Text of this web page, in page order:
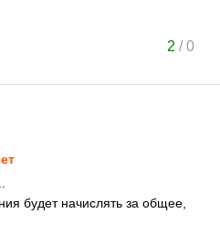
2 /0
будет начислять за общее,